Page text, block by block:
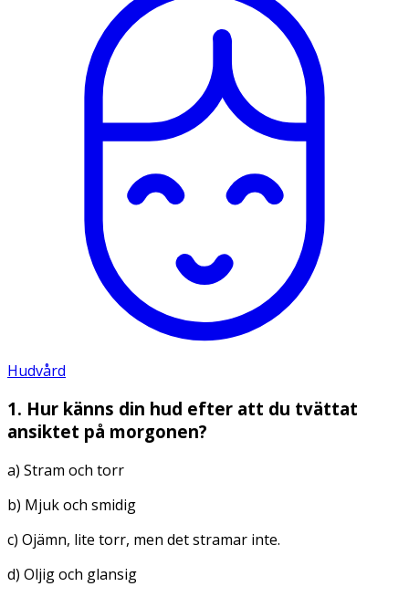
Hudvård
1. Hur känns din hud efter att du tvättat
ansiktet på morgonen?
a) Stram och torr
b) Mjuk och smidig
c) Ojämn, lite torr, men det stramar inte.
d) Oljig och glansig